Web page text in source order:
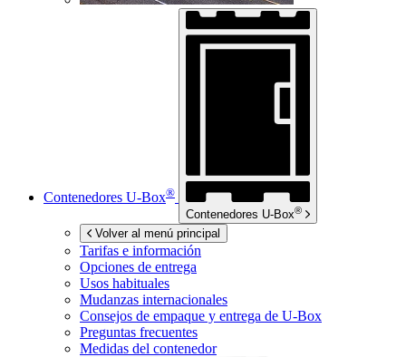
Contenedores U-Box®
Contenedores U-Box®
Volver al menú principal
Tarifas e información
Opciones de entrega
Usos habituales
Mudanzas internacionales
Consejos de empaque y entrega de U-Box
Preguntas frecuentes
Medidas del contenedor